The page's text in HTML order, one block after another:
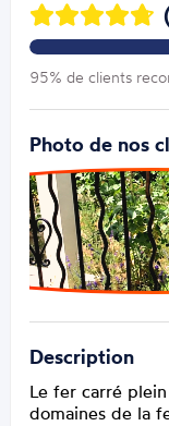
95% de clients
Photo de nos
Description
Le fer carré
domaines de la